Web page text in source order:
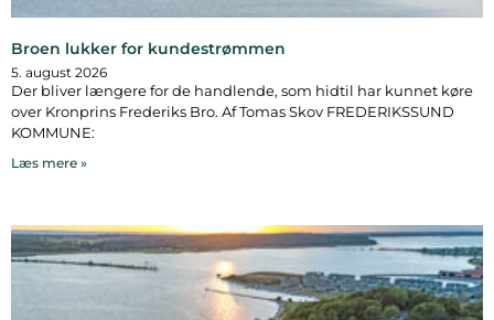
Broen lukker for kundestrømmen
5. august 2026
Der bliver længere for de handlende, som hidtil har kunnet køre
over Kronprins Frederiks Bro. Af Tomas Skov FREDERIKSSUND
KOMMUNE:
Læs mere »